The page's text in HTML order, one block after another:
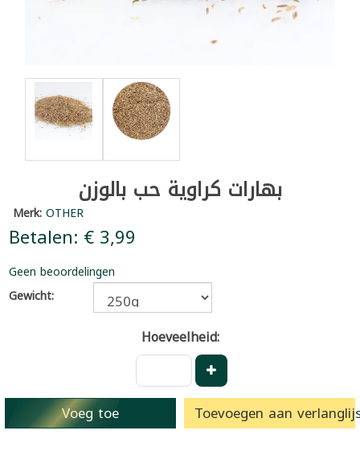
بهارات كراوية حب بالوزن
Merk:OTHER
Betalen: € 3,99
Geen beoordelingen
Gewicht:
Hoeveelheid:
Voeg toe Toevoegen aan